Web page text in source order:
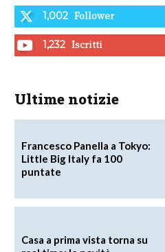
1,002 Follower
1,232 Iscritti
Ultime notizie
Francesco Panella a Tokyo:
Little Big Italy fa 100
puntate
Casa a prima vista torna su